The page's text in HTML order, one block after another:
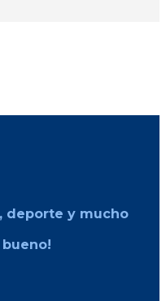
deporte y mucho
bueno!